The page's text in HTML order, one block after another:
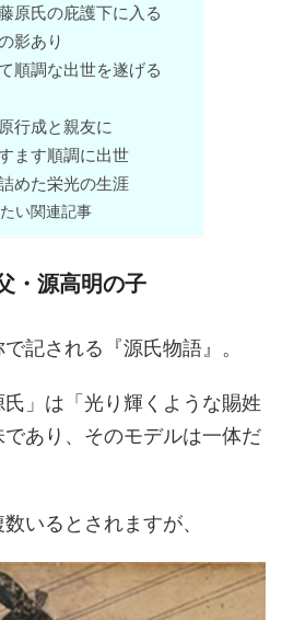
原氏の庇護下に入る
影あり
順調な出世を遂げる
行成と親友に
ます順調に出世
めた栄光の生涯
い関連記事
・源高明の子
記される『源氏物語』。
」は「光り輝くような賜姓
あり、そのモデルは一体だ
いるとされますが、